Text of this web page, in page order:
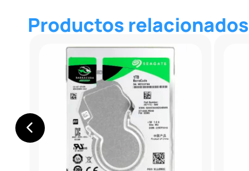
Productos relacionados